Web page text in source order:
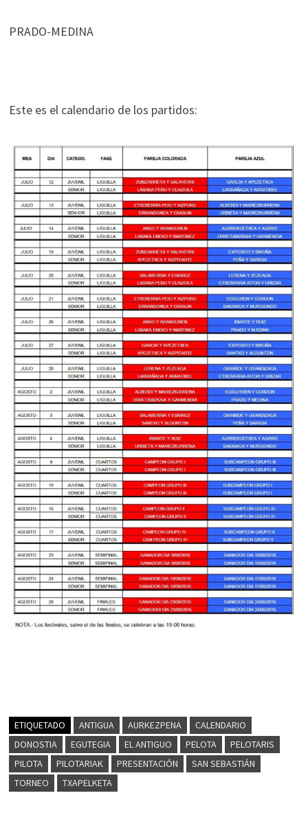
PRADO-MEDINA
Este es el calendario de los partidos:
ETIQUETADO ANTIGUA AURKEZPENA
CALENDARIO
DONOSTIA
EGUTEGIA EL ANTIGUO PELOTA
PELOTARIS
PILOTA
PILOTARIAK PRESENTACIÓN
SAN SEBASTIÁN
TORNEO
TXAPELKETA